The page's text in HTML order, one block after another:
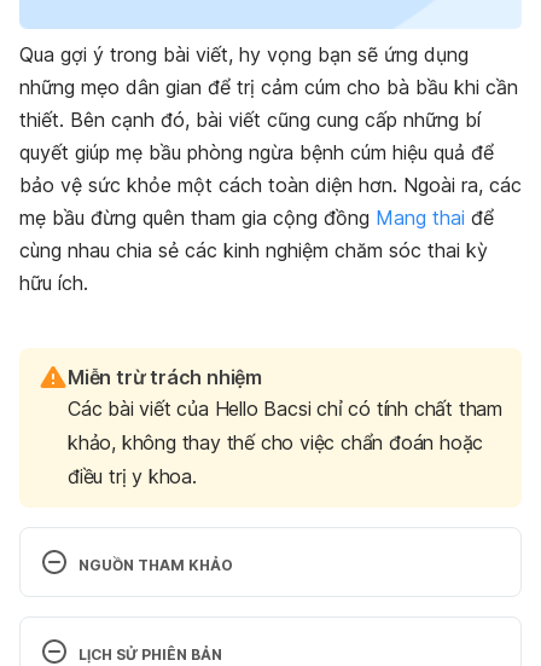
Qua gợi ý trong bài viết, hy vọng bạn sẽ ứng dụng
những mẹo dân gian để trị cảm cúm cho bà bầu khi cần
thiết. Bên cạnh đó, bài viết cũng cung cấp những bí
quyết giúp mẹ bầu phòng ngừa bệnh cúm hiệu quả để
bảo vệ sức khỏe một cách toàn diện hơn. Ngoài ra, các
mẹ bầu đừng quên tham gia cộng đồng Mang thai để
cùng nhau chia sẻ các kinh nghiệm chăm sóc thai kỳ
hữu ích.
Miễn trừ trách nhiệm
Các bài viết của Hello Bacsi chỉ có tính chất tham
khảo, không thay thế cho việc chẩn đoán hoặc
điều trị y khoa.
NGUỒN THAM KHẢO
Cough And Cold During Pregnancy: Treatment And
Prevention
LỊCH SỬ PHIÊN BẢN